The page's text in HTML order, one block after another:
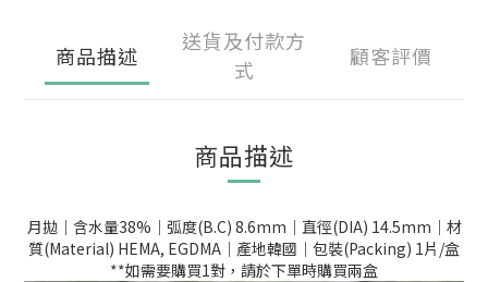
商品描述
送貨及付款方
式
顧客評價
商品描述
月拋｜含水量38%｜弧度(B.C) 8.6mm｜直徑(DIA) 14.5mm｜材
質(Material) HEMA, EGDMA｜產地韓國｜包裝(Packing) 1片/盒
**如需要購買1對，請於下單時購買兩盒